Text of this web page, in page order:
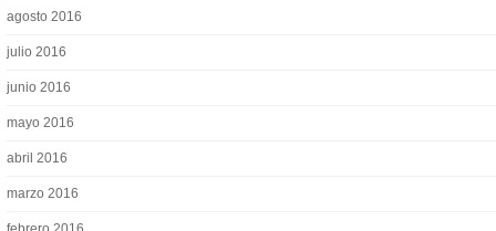
agosto 2016
julio 2016
junio 2016
mayo 2016
abril 2016
marzo 2016